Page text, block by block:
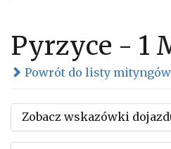
Pyrzyce - 1
Powrót do listy mityngów
Zobacz wskazówki